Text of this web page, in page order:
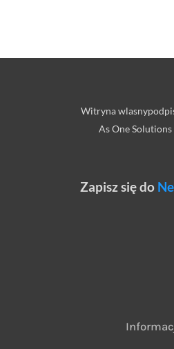
Witryna
As One Solutions
Zapisz się do